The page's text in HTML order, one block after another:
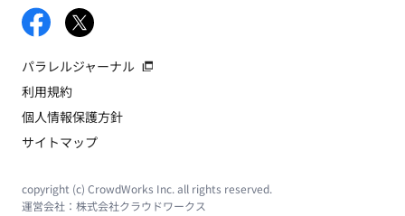
パラレルジャーナル
利用規約
個人情報保護方針
サイトマップ
copyright (c) CrowdWorks Inc. all rights reserved.
運営会社： 株式会社クラウドワークス